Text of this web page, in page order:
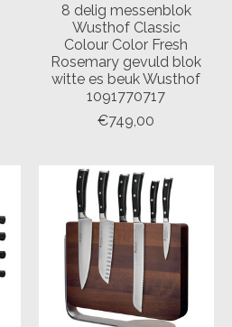
8 delig messenblok
Wusthof Classic
Colour Color Fresh
Rosemary gevuld blok
witte es beuk Wusthof
1091770717
€749,00